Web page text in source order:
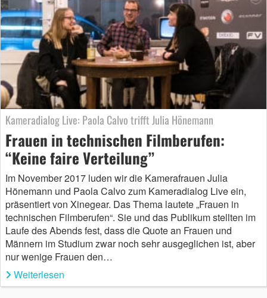
Kameradialog Live: Paola Calvo trifft Julia Hönemann
Frauen in technischen Filmberufen:
“Keine faire Verteilung”
Im November 2017 luden wir die Kamerafrauen Julia
Hönemann und Paola Calvo zum Kameradialog Live ein,
präsentiert von Xinegear. Das Thema lautete „Frauen in
technischen Filmberufen“. Sie und das Publikum stellten im
Laufe des Abends fest, dass die Quote an Frauen und
Männern im Studium zwar noch sehr ausgeglichen ist, aber
nur wenige Frauen den…
Weiterlesen